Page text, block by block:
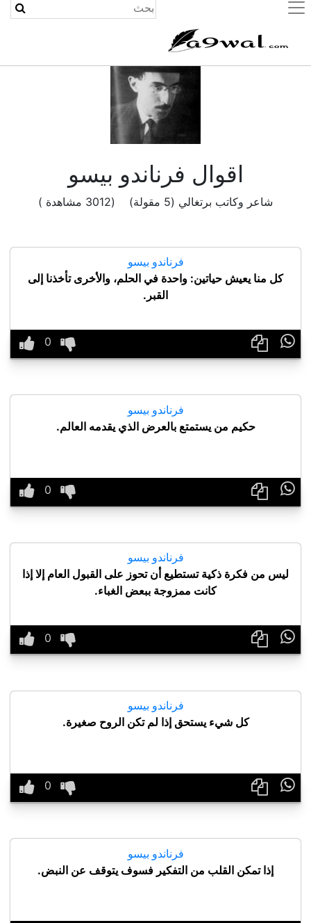
(current)
اقوال فرناندو بيسو
شاعر وكاتب برتغالي (5 مقولة) (3012 مشاهدة )
فرناندو بيسو
كل منا يعيش حياتين: واحدة في الحلم، والأخرى تأخذنا إلى
القبر.

فرناندو بيسو
حكيم من يستمتع بالعرض الذي يقدمه العالم.

فرناندو بيسو
ليس من فكرة ذكية تستطيع أن تحوز على القبول العام إلا إذا
كانت ممزوجة ببعض الغباء.

فرناندو بيسو
كل شيء يستحق إذا لم تكن الروح صغيرة.

فرناندو بيسو
إذا تمكن القلب من التفكير فسوف يتوقف عن النبض.